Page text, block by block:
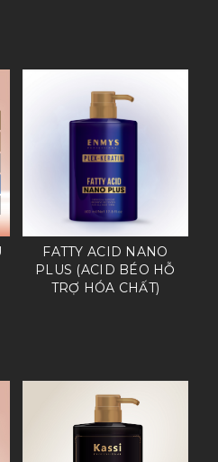
FATTY ACID NANO
PLUS (ACID BÉO HỖ
TRỢ HÓA CHẤT)